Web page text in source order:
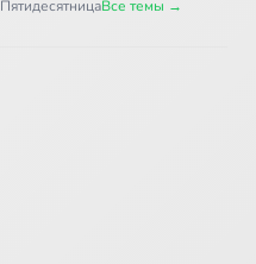
ПятидесятницаВсе темы →